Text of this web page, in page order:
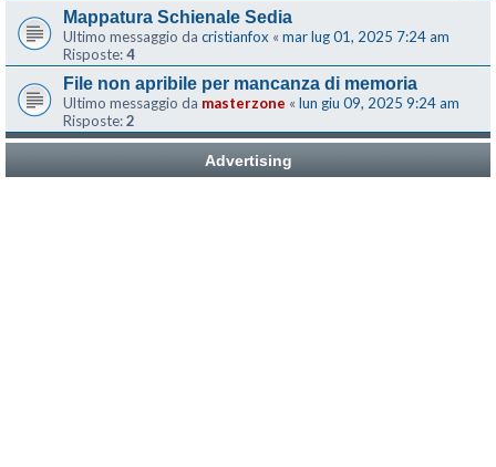
Mappatura Schienale Sedia
Ultimo messaggio da cristianfox « mar lug 01, 2025 7:24 am
Risposte:4
File non apribile per mancanza di memoria
Ultimo messaggio da masterzone « lun giu 09, 2025 9:24 am
Risposte:2
Advertising